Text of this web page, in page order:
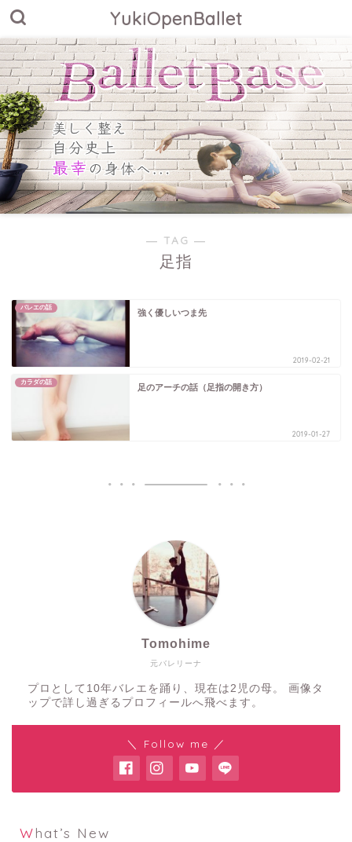
YukiOpenBallet
― TAG ―
足指
バレエの話
強く優しいつま先
2019-02-21
カラダの話
足のアーチの話（足指の開き方）
2019-01-27
元バレリーナ
Tomohime
プロとして10年バレエを踊り、現在は2児の母。 画像タ
ップで詳し過ぎるプロフィールへ飛べます。
＼ Follow me ／
What’s New